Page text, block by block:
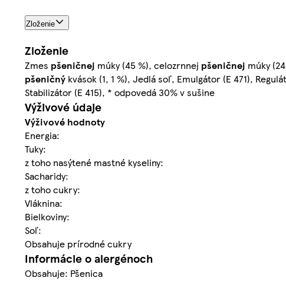
Zloženie
Zloženie
Zmes pšeničnej múky (45 %), celozrnnej pšeničnej múky
pšeničný kvások (1, 1 %), Jedlá soľ, Emulgátor (E 471),
Stabilizátor (E 415), * odpovedá 30% v sušine
Výživové údaje
Výživové hodnoty
Energia:
Tuky:
z toho nasýtené mastné kyseliny:
Sacharidy:
z toho cukry:
Vláknina:
Bielkoviny:
Soľ:
Obsahuje prírodné cukry
Informácie o alergénoch
Obsahuje: Pšenica